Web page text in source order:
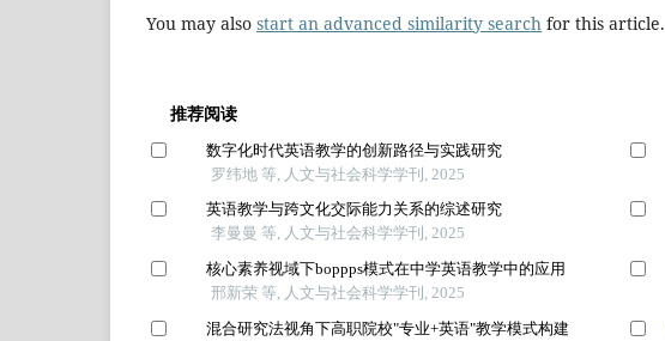
You may also start an advanced similarity search for this article.
推荐阅读
数字化时代英语教学的创新路径与实践研究
罗纬地 等, 人文与社会科学学刊, 2025
英语教学与跨文化交际能力关系的综述研究
李曼曼 等, 人文与社会科学学刊, 2025
核心素养视域下boppps模式在中学英语教学中的应用
邢新荣 等, 人文与社会科学学刊, 2025
混合研究法视角下高职院校"专业+英语"教学模式构建